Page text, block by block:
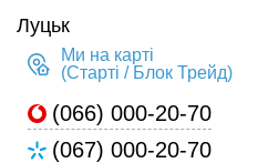
Луцьк
Ми на карті
(Старті / Блок Трейд)
(066) 000-20-70
(067) 000-20-70